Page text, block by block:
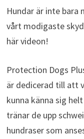
Hundar är inte bara
vårt modigaste
här videon!
Protection Dogs
är dedicerad till att
kunna känna sig
tränar de upp
hundraser som